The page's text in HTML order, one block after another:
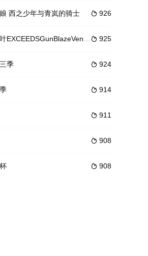
在该国家待上三天，了解该国的风土人
女儿名雪家里。时隔七年，再次来到这个北国
，经历了4次世界大战的世界面临更严峻的挑战
所存
断出现的女生也使渡君的日常一步步崩坏……
时不幸被团伙成员发现，击晕后喂了神奇的
 926
西之少年与青岚的骑士
 925
 924
季
 914
 911
 908
 908